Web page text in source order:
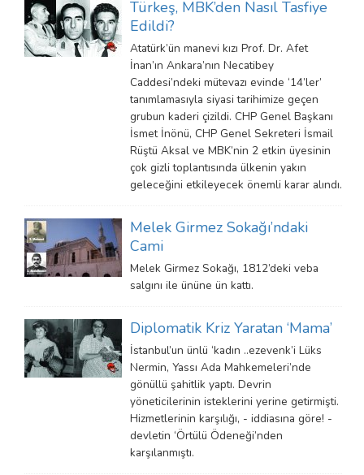
Türkeş, MBK’den Nasıl Tasfiye
Edildi?
Atatürk’ün manevi kızı Prof. Dr. Afet
İnan’ın Ankara’nın Necatibey
Caddesi’ndeki mütevazı evinde ‘14’ler’
tanımlamasıyla siyasi tarihimize geçen
grubun kaderi çizildi. CHP Genel Başkanı
İsmet İnönü, CHP Genel Sekreteri İsmail
Rüştü Aksal ve MBK’nin 2 etkin üyesinin
çok gizli toplantısında ülkenin yakın
geleceğini etkileyecek önemli karar alındı.
Melek Girmez Sokağı’ndaki
Cami
Melek Girmez Sokağı, 1812’deki veba
salgını ile ününe ün kattı.
Diplomatik Kriz Yaratan ‘Mama’
İstanbul’un ünlü ‘kadın ..ezevenk’i Lüks
Nermin, Yassı Ada Mahkemeleri’nde
gönüllü şahitlik yaptı. Devrin
yöneticilerinin isteklerini yerine getirmişti.
Hizmetlerinin karşılığı, - iddiasına göre! -
devletin ‘Örtülü Ödeneği’nden
karşılanmıştı.